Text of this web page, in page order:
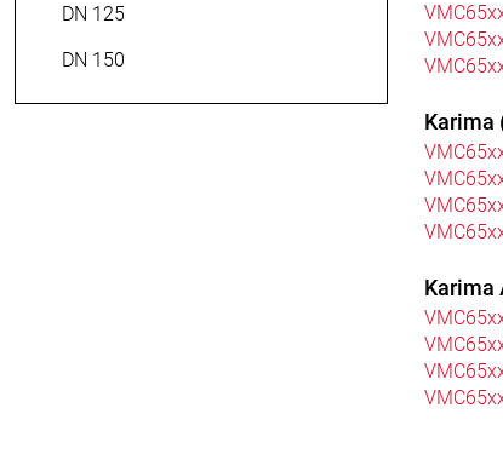
DN 125
DN 150
Karima
Karima